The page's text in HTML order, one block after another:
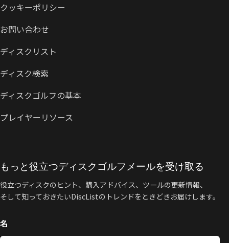
クッキーポリシー
お問い合わせ
ディスクリスト
ディスク検索
ディスクゴルフの基本
プレイヤーリソース
もっと役立つディスクゴルフメールを受け取る
役立つディスクのヒント、購入アドバイス、ツールの更新情報、
そして知っておきたいDiscListのトレンドをときどきお届けします。
名